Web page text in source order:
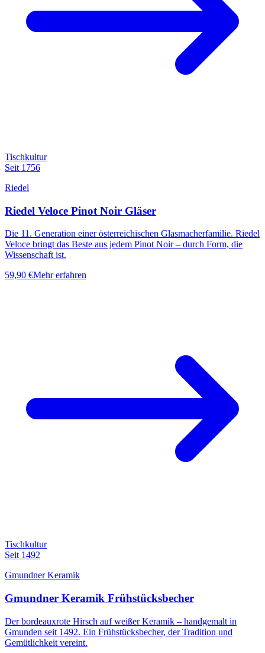
Tischkultur
Seit 1756
Riedel
Riedel Veloce Pinot Noir Gläser
Die 11. Generation einer österreichischen Glasmacherfamilie. Riedel
Veloce bringt das Beste aus jedem Pinot Noir – durch Form, die
Wissenschaft ist.
59,90 €Mehr erfahren
Tischkultur
Seit 1492
Gmundner Keramik
Gmundner Keramik Frühstücksbecher
Der bordeauxrote Hirsch auf weißer Keramik – handgemalt in
Gmunden seit 1492. Ein Frühstücksbecher, der Tradition und
Gemütlichkeit vereint.